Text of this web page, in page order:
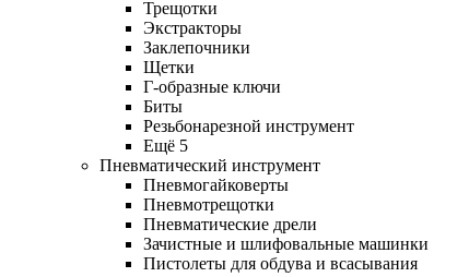
Трещотки
Экстракторы
Заклепочники
Щетки
Г-образные ключи
Биты
Резьбонарезной инструмент
Ещё 5
Пневматический инструмент
Пневмогайковерты
Пневмотрещотки
Пневматические дрели
Зачистные и шлифовальные машинки
Пистолеты для обдува и всасывания